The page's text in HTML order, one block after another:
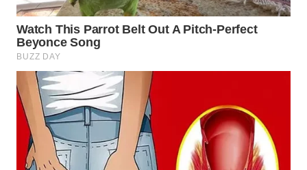
BINJAI
WN
CIREBON
WN
INDRAMAYU
WN
KUNINGAN